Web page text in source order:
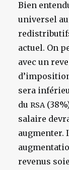
Bien
universel
actuel. On
avec un
sera
du RSA
salaire
augmenter.
revenus